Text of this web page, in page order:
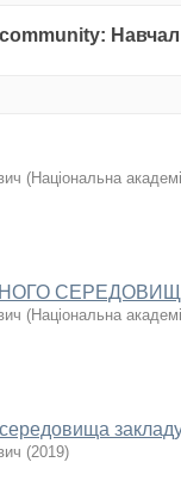
(Національна
(Національна
(2019)